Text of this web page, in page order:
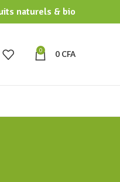
naturels & bio
0 0 CFA